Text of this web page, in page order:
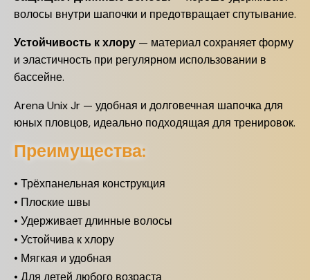
волосы внутри шапочки и предотвращает спутывание.
Устойчивость к хлору — материал сохраняет форму
и эластичность при регулярном использовании в
бассейне.
Arena Unix Jr — удобная и долговечная шапочка для
юных пловцов, идеально подходящая для тренировок.
Преимущества:
• Трёхпанельная конструкция
• Плоские швы
• Удерживает длинные волосы
• Устойчива к хлору
• Мягкая и удобная
• Для детей любого возраста